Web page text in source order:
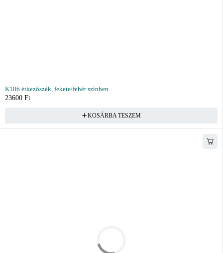
K186 étkezőszék, fekete/fehér színben
23600 Ft
KOSÁRBA TESZEM